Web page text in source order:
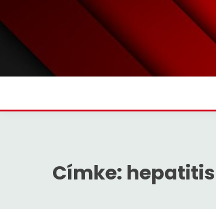
to
content
Címke: hepatitis